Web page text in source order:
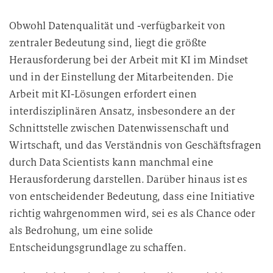
Obwohl Datenqualität und -verfügbarkeit von
zentraler Bedeutung sind, liegt die größte
Herausforderung bei der Arbeit mit KI im Mindset
und in der Einstellung der Mitarbeitenden. Die
Arbeit mit KI-Lösungen erfordert einen
interdisziplinären Ansatz, insbesondere an der
Schnittstelle zwischen Datenwissenschaft und
Wirtschaft, und das Verständnis von Geschäftsfragen
durch Data Scientists kann manchmal eine
Herausforderung darstellen. Darüber hinaus ist es
von entscheidender Bedeutung, dass eine Initiative
richtig wahrgenommen wird, sei es als Chance oder
als Bedrohung, um eine solide
Entscheidungsgrundlage zu schaffen.